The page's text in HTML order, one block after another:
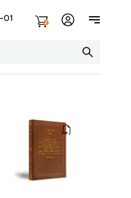
01 2